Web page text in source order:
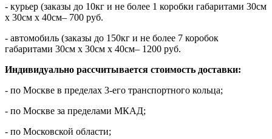
- курьер (заказы до 10кг и не более 1 коробки габаритами 30см
х 30см х 40см– 700 руб.
- автомобиль (заказы до 150кг и не более 7 коробок
габаритами 30см х 30см х 40см– 1200 руб.
Индивидуально рассчитывается стоимость доставки:
- по Москве в пределах 3-его транспортного кольца;
- по Москве за пределами МКАД;
- по Московской области;